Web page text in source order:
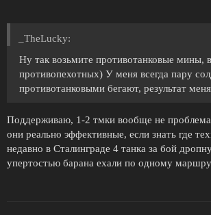
_TheLucky:
Ну так возьмите противотанковые мины,
противопехотных) У меня всегда пару
противотанковыми бегают, результат
Поддерживаю, 1-2 тмки вообще не проблема
они реально эффективные, если знать где
недавно в Сталинграде 4 танка за бой
упертостью барана ехали по одному